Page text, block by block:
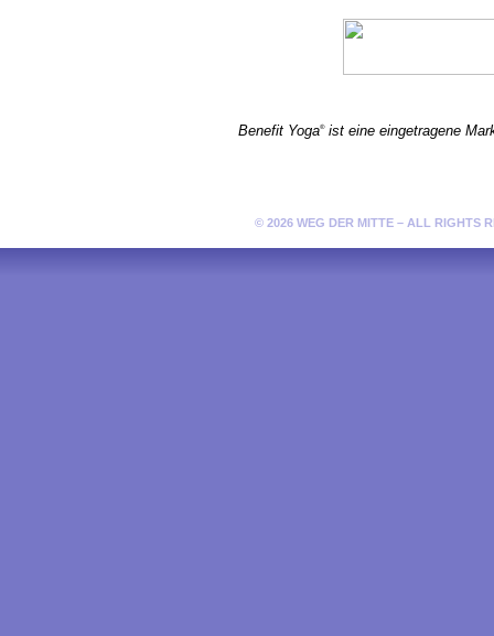
Benefit Yoga®ist eine eingetragene
© 2026 WEG DER MITTE – ALL RIGHTS